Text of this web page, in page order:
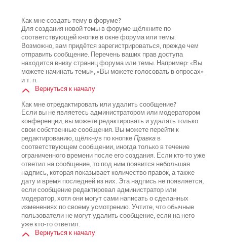
Как мне создать тему в форуме?
Для создания новой темы в форуме щёлкните по
соответствующей кнопке в окне форума или темы.
Возможно, вам придётся зарегистрироваться, прежде чем
отправить сообщение. Перечень ваших прав доступа
находится внизу страниц форума или темы. Например: «Вы
можете начинать темы», «Вы можете голосовать в опросах»
и т. п.
Вернуться к началу
Как мне отредактировать или удалить сообщение?
Если вы не являетесь администратором или модератором
конференции, вы можете редактировать и удалять только
свои собственные сообщения. Вы можете перейти к
редактированию, щёлкнув по кнопкеПравкав
соответствующем сообщении, иногда только в течение
ограниченного времени после его создания. Если кто-то уже
ответил на сообщение, то под ним появится небольшая
надпись, которая показывает количество правок, а также
дату и время последней из них. Эта надпись не появляется,
если сообщение редактировал администратор или
модератор, хотя они могут сами написать о сделанных
изменениях по своему усмотрению. Учтите, что обычные
пользователи не могут удалить сообщение, если на него
уже кто-то ответил.
Вернуться к началу